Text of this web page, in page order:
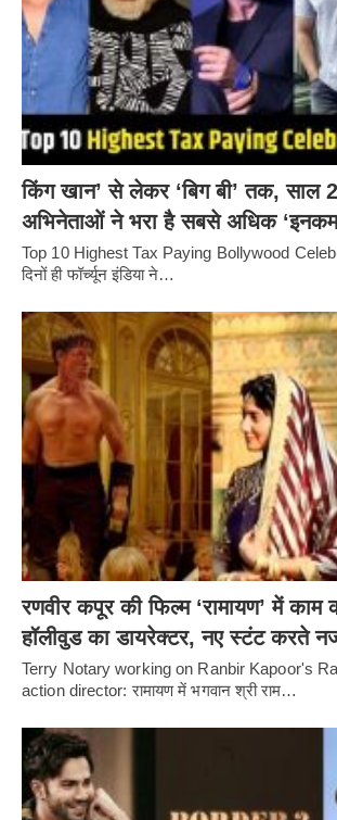
किंग खान’ से लेकर ‘बिग बी’ तक, साल
अभिनेताओं ने भरा है सबसे अधिक
Top 10 Highest Tax Paying Bollywood
दिनों ही फॉर्च्यून इंडिया ने…
रणवीर कपूर की फिल्म ‘रामायण’ में काम
हॉलीवुड का डायरेक्टर, नए स्टंट करते
Terry Notary working on Ranbir Kapoor's
action director: रामायण में भगवान श्री राम…